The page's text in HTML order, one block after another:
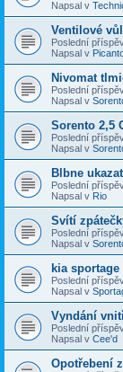
Napsal v
Ventilové
Poslední
Napsal v
Nivomat
Poslední
Napsal v
Sorento 2,5
Poslední
Napsal v
Blbne
Poslední
Napsal v Rio
Svítí
Poslední
Napsal v
kia sportage
Poslední
Napsal v
Vyndání
Poslední
Napsal v Cee'd
Opotřebení